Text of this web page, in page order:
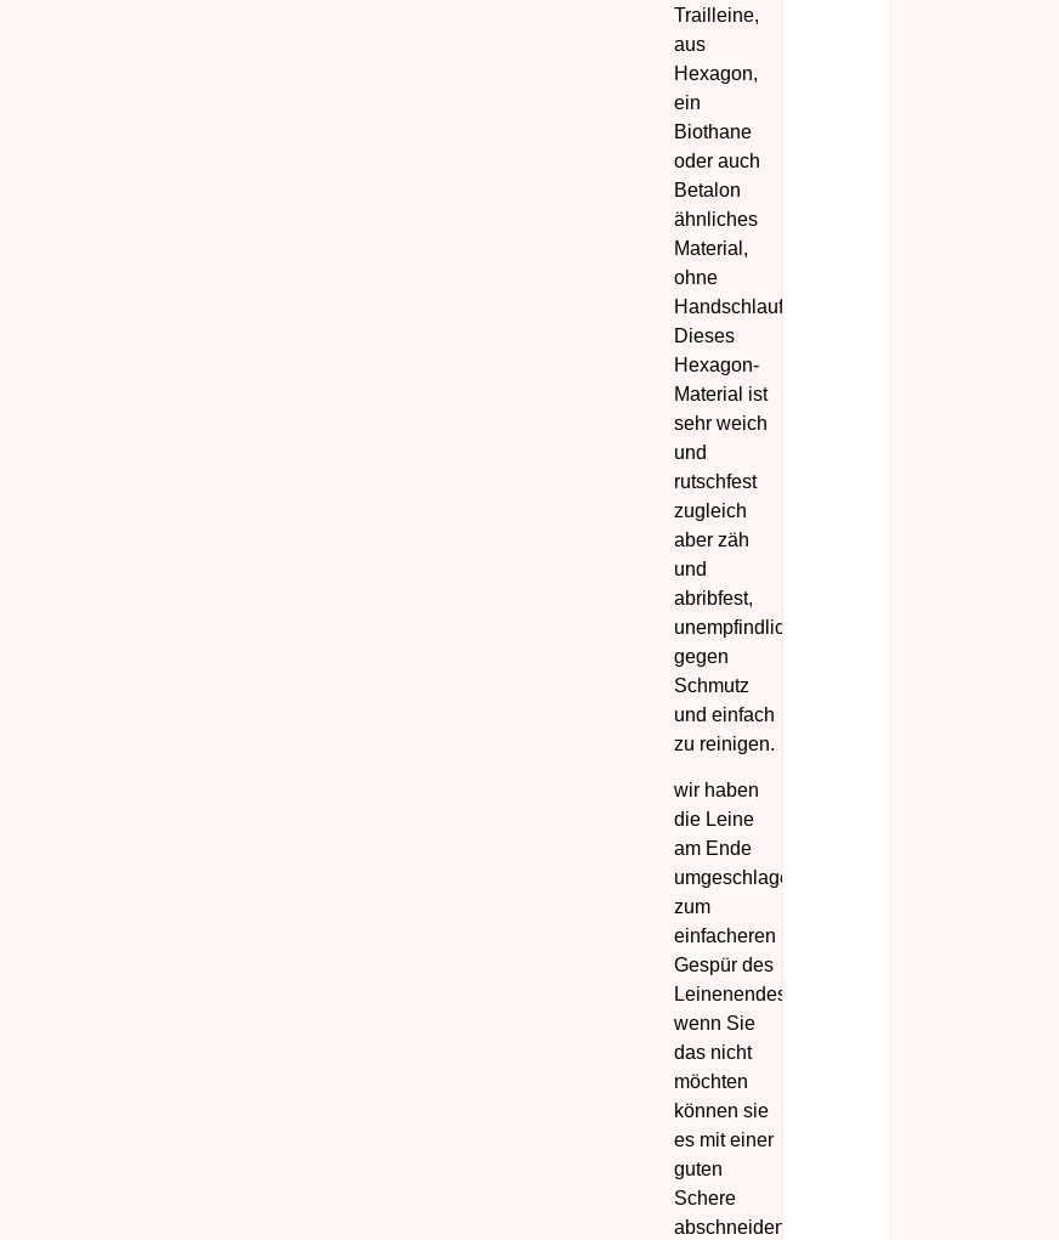
Trailleine,
aus
Hexagon,
ein
Biothane
oder auch
Betalon
ähnliches
Material,
ohne
Handschlaufe.
Dieses
Hexagon-
Material ist
sehr weich
und
rutschfest
zugleich
aber zäh
und
abribfest,
unempfindlich
gegen
Schmutz
und einfach
zu reinigen.
wir haben
die Leine
am Ende
umgeschlage
zum
einfacheren
Gespür des
Leinenendes,
wenn Sie
das nicht
möchten
können sie
es mit einer
guten
Schere
abschneiden,